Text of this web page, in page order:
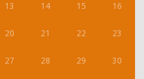
13 14 15 16
20 21 22 23
27 28 29 30